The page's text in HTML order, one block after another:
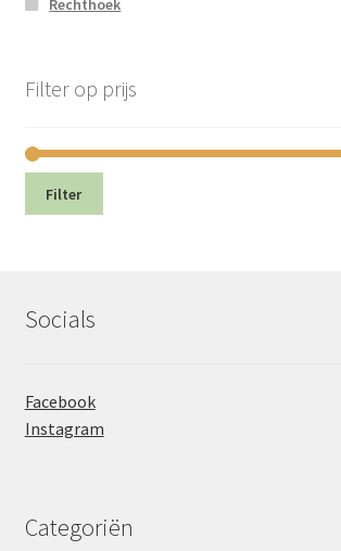
Rechthoek
Filter op prijs
Filter
Socials
Facebook
Instagram
Categoriën